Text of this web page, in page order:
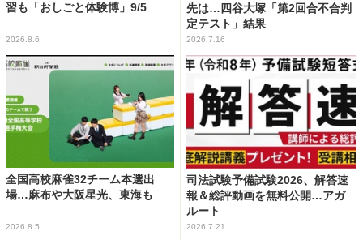
習も「おしごと体験博」9/5
2026.8.6
先は…四谷大塚「第2回合不合判
定テスト」結果
2026.7.16
全国高校麻雀32チーム本選出
場…麻布や大阪星光、東海も
2026.8.5
司法試験予備試験2026、解答速
報＆総評動画を無料公開…アガ
ルート
2026.7.21